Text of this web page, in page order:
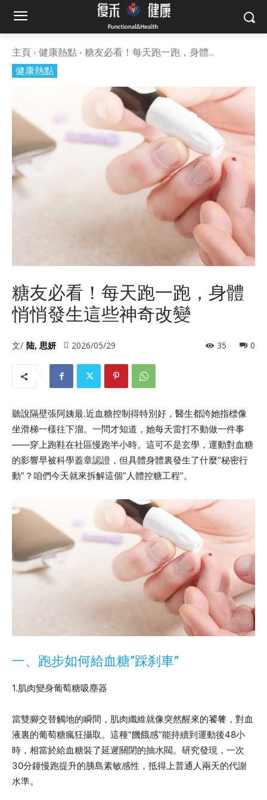
主頁 健康熱點 糖友必看！每天跑一跑，身體...
健康熱點
糖友必看！每天跑一跑，身體
悄悄發生這些神奇改變
文/ 陆, 思妍 2026/05/29 0
35
聽說隔壁張阿姨最.近血糖控制得特別好，醫生都誇她指標像
坐滑梯一樣往下溜。一問才知道，她每天雷打不動做一件事
——穿上跑鞋在社區慢跑半小時。這可不是玄學，運動對血糖
的影響早被科學蓋章認證，但具體身體裏發生了什麼”秘密行
動”？咱們今天就來拆解這個”人體控糖工程”。
一、跑步如何給血糖”踩刹車”
1.肌肉變身葡萄糖吸塵器
當雙腳交替觸地的瞬間，肌肉纖維就像突然醒來的饕餮，對血
液裏的葡萄糖瘋狂攝取。這種”饑餓感”能持續到運動後48小
時，相當於給血糖裝了延遲關閉的抽水閥。研究發現，一次
30分鐘慢跑提升的胰島素敏感性，抵得上普通人兩天的代謝
水準。